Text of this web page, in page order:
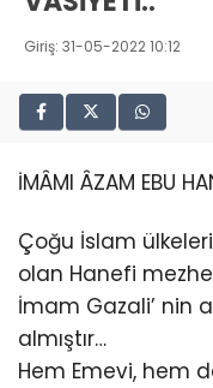
Giriş: 31-05-2022 10:12
İMÂMI ÂZAM EBU
Çoğu İslam
olan Hanefi
İmam Gazali’ nin
almıştır…
Hem Emevi, hem